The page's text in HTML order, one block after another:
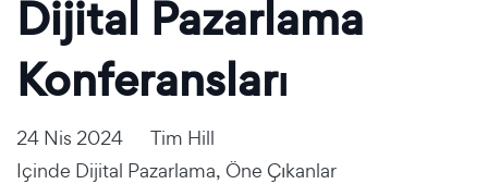
Dijital Pazarlama
Konferansları
24 Nis 2024
Tim Hill
Içinde Dijital Pazarlama, Öne Çıkanlar